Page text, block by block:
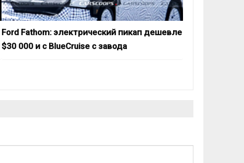
Ford Fathom: электрический пикап дешевле
$30 000 и с BlueCruise с завода